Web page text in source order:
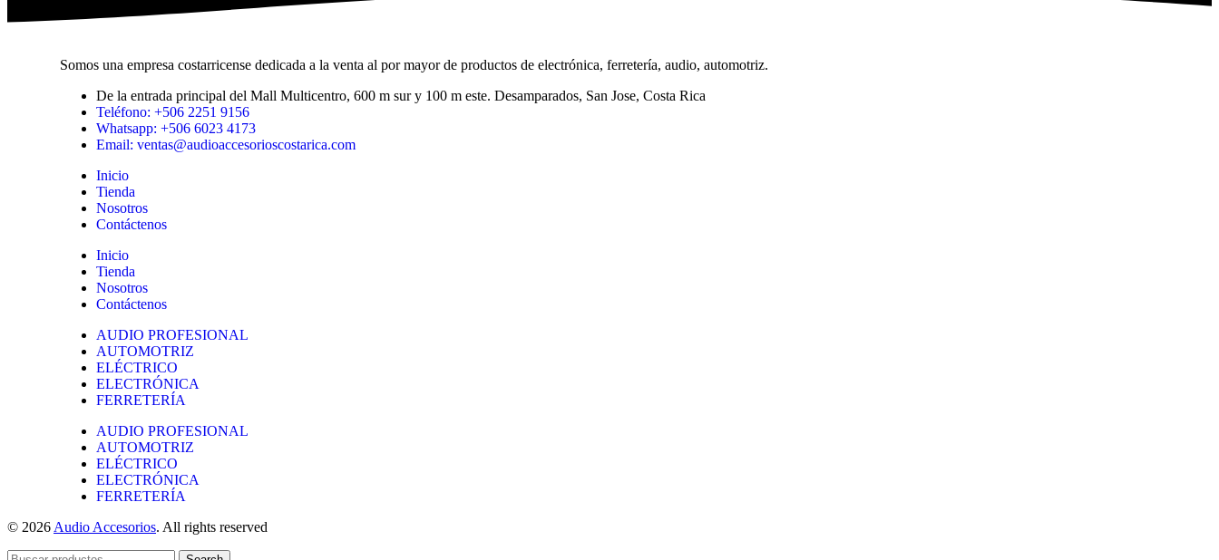
Somos una empresa costarricense dedicada a la venta al por mayor de productos de electrónica, ferretería, audio, automotriz.
De la entrada principal del Mall Multicentro, 600 m sur y 100 m este. Desamparados, San Jose, Costa Rica
Teléfono: +506 2251 9156
Whatsapp: +506 6023 4173
Email: ventas@audioaccesorioscostarica.com
Inicio
Tienda
Nosotros
Contáctenos
Inicio
Tienda
Nosotros
Contáctenos
AUDIO PROFESIONAL
AUTOMOTRIZ
ELÉCTRICO
ELECTRÓNICA
FERRETERÍA
AUDIO PROFESIONAL
AUTOMOTRIZ
ELÉCTRICO
ELECTRÓNICA
FERRETERÍA
© 2026 Audio Accesorios. All rights reserved